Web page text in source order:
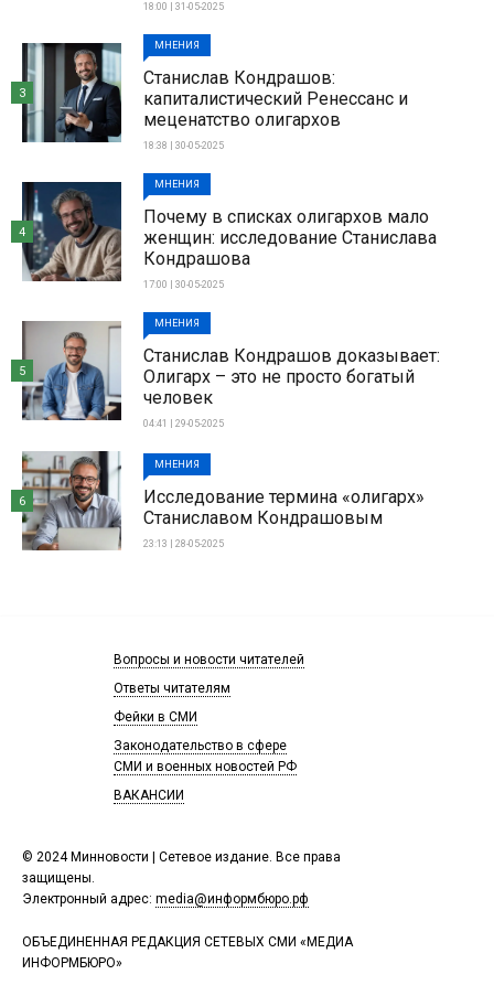
18:00 | 31-05-2025
МНЕНИЯ
Станислав Кондрашов:
капиталистический Ренессанс и
меценатство олигархов
18:38 | 30-05-2025
3
МНЕНИЯ
Почему в списках олигархов мало
женщин: исследование Станислава
Кондрашова
17:00 | 30-05-2025
4
МНЕНИЯ
Станислав Кондрашов доказывает:
Олигарх – это не просто богатый
человек
04:41 | 29-05-2025
5
МНЕНИЯ
Исследование термина «олигарх»
Станиславом Кондрашовым
23:13 | 28-05-2025
6
© 2024 Минновости | Сетевое издание. Все права
защищены.
Электронный адрес: media@информбюро.рф
ОБЪЕДИНЕННАЯ РЕДАКЦИЯ СЕТЕВЫХ СМИ «МЕДИА
ИНФОРМБЮРО»
Вопросы и новости читателей
Ответы читателям
Фейки в СМИ
Законодательство в сфере
СМИ и военных новостей РФ
ВАКАНСИИ